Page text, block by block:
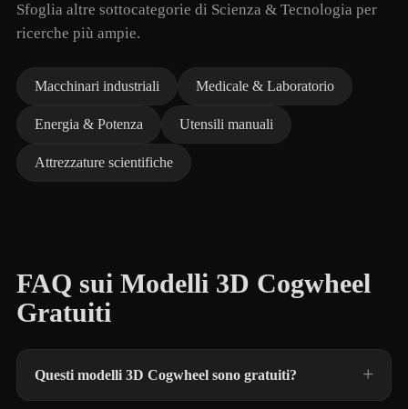
Sfoglia altre sottocategorie di Scienza & Tecnologia per
ricerche più ampie.
Macchinari industriali Medicale & Laboratorio
Energia & Potenza Utensili manuali
Attrezzature scientifiche
FAQ sui Modelli 3D Cogwheel
Gratuiti
Questi modelli 3D Cogwheel sono gratuiti?